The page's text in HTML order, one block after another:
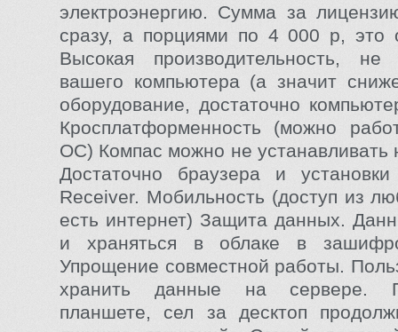
электроэнергию. Сумма за
сразу, а порциями по 4 000 р, это
Высокая производительность,
вашего компьютера (а значит
оборудование, достаточно
Кросплатформенность (можно
ОС) Компас можно не устанавливать
Достаточно браузера и
Receiver. Мобильность (доступ из
есть интернет) Защита данных.
и храняться в облаке в
Упрощение совместной работы.
хранить данные на сервере.
планшете, сел за десктоп